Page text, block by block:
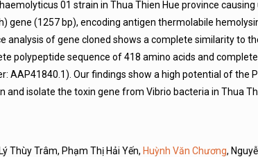
01 strain in Thua Thien Hue province causing
gene (1257 bp), encoding antigen thermolabile
analysis of gene cloned shows a complete similarity to
polypeptide sequence of 418 amino acids and
AAP41840.1). Our findings show a high potential of the
isolate the toxin gene from Vibrio bacteria in Thua
Thùy Trâm, Phạm Thị Hải Yến, Huỳnh Văn Chương,